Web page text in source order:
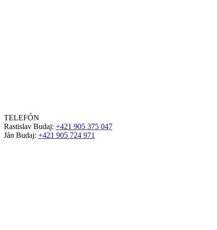
TELEFÓN
Rastislav Budaj: +421 905 375 047
Ján Budaj: +421 905 724 971